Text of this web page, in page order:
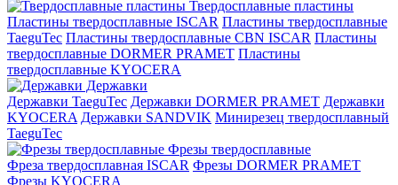
Твердосплавные пластины
Пластины твердосплавные ISCAR Пластины твердосплавные
TaeguTec Пластины твердосплавные CBN ISCAR Пластины
твердосплавные DORMER PRAMET Пластины
твердосплавные KYOCERA
Державки
Державки TaeguTec Державки DORMER PRAMET Державки
KYOCERA Державки SANDVIK Минирезец твердосплавный
TaeguTec
Фрезы твердосплавные
Фреза твердосплавная ISCAR Фрезы DORMER PRAMET
Фрезы KYOCERA